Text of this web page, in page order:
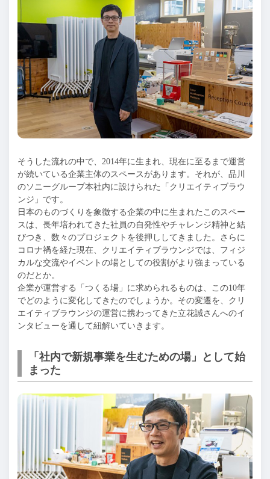
そうした流れの中で、2014年に生まれ、現在に至るまで運営
が続いている企業主体のスペースがあります。それが、品川
のソニーグループ本社内に設けられた「クリエイティブラウ
ンジ」です。
日本のものづくりを象徴する企業の中に生まれたこのスペー
スは、長年培われてきた社員の自発性やチャレンジ精神と結
びつき、数々のプロジェクトを後押ししてきました。さらに
コロナ禍を経た現在、クリエイティブラウンジでは、フィジ
カルな交流やイベントの場としての役割がより強まっている
のだとか。
企業が運営する「つくる場」に求められるものは、この10年
でどのように変化してきたのでしょうか。その変遷を、クリ
エイティブラウンジの運営に携わってきた立花誠さんへのイ
ンタビューを通して紐解いていきます。
「社内で新規事業を生むための場」として始
まった